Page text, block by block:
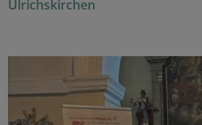
Ulrichskirchen